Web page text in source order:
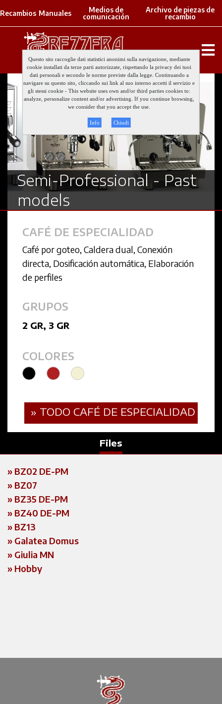
Archivo de piezas de
recambio
Medios de
comunicación
Manuales
Recambios
Questo sito raccoglie dati statistici anonimi sulla navigazione, mediante
cookie installati da terze parti autorizzate, rispettando la privacy dei tuoi
dati personali e secondo le norme previste dalla legge. Continuando a
navigare su questo sito, cliccando sui link al suo interno accetti il servizio e
gli stessi cookie - This website uses own and/or third parties cookies to:
analyze, personalize content and/or advertising. If you continue browsing,
we consider that you accept the use.
Info Chiudi
Semi-Professional - Past
models
CAFÉ DE ESPECIALIDAD
Café por goteo, Caldera dual, Conexión
directa, Dosificación automática, Elaboración
de perfiles
GRUPOS
2 GR, 3 GR
COLORES
» TODO CAFÉ DE ESPECIALIDAD
Files
» BZ02 DE-PM
» BZ07
» BZ35 DE-PM
» BZ40 DE-PM
» BZ13
» Galatea Domus
» Giulia MN
» Hobby